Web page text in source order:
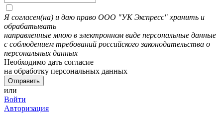
Я согласен(на) и даю право ООО "УК Экспресс" хранить и
обрабатывать
направленные мною в электронном виде персональные данные
с соблюдением требований российского законодательства о
персональных данных
Необходимо дать согласие
на обработку персональных данных
или
Войти
Авторизация